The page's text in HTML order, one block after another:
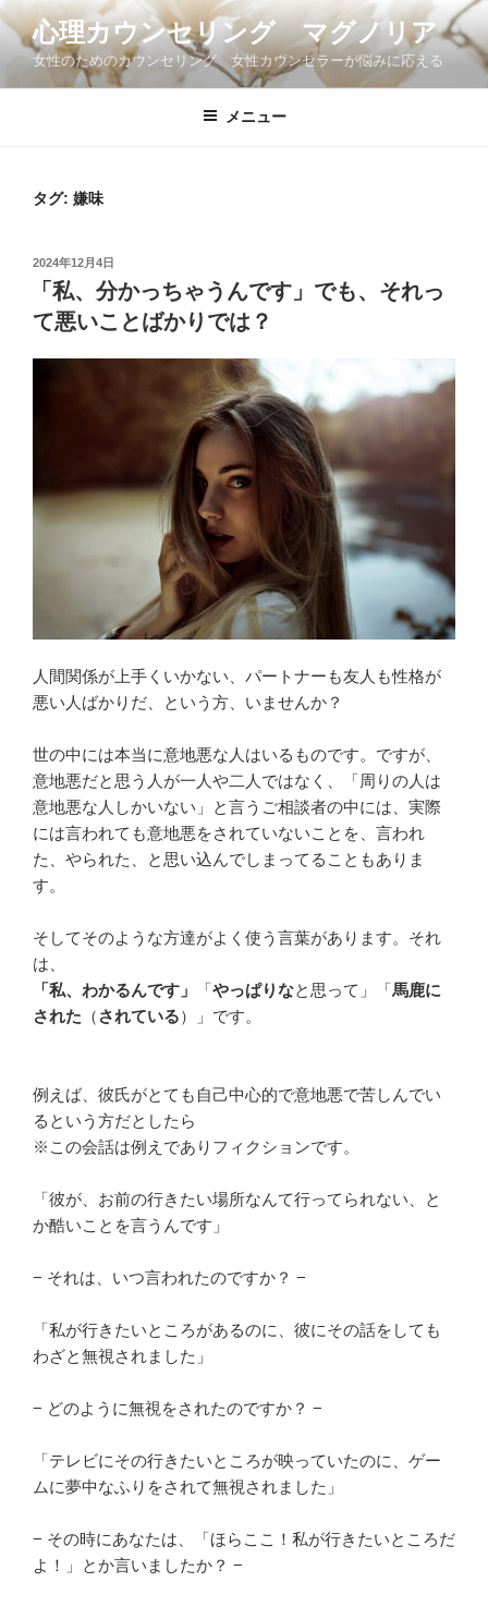
コ
ン
ン
心理カウンセリング マグノリア
女性のためのカウンセリング 女性カウンセラーが悩みに応える
メニュー
タグ: 嫌味
投
2024年12月4日
「私、分かっちゃうんです」でも、それっ
て悪いことばかりでは？
人間関係が上手くいかない、パートナーも友人も性格が
悪い人ばかりだ、という方、いませんか？
世の中には本当に意地悪な人はいるものです。ですが、
意地悪だと思う人が一人や二人ではなく、「周りの人は
意地悪な人しかいない」と言うご相談者の中には、実際
には言われても意地悪をされていないことを、言われ
た、やられた、と思い込んでしまってることもありま
す。
そしてそのような方達がよく使う言葉があります。それ
は、
「私、わかるんです」
「やっぱりなと思って」「馬鹿に
された （ されている）」です。
例えば、彼氏がとても自己中心的で意地悪で苦しんでい
るという方だとしたら
※この会話は例えでありフィクションです。
「彼が、お前の行きたい場所なんて行ってられない、と
か酷いことを言うんです」
− それは、いつ言われたのですか？ −
「私が行きたいところがあるのに、彼にその話をしても
わざと無視されました」
− どのように無視をされたのですか？ −
「テレビにその行きたいところが映っていたのに、ゲー
ムに夢中なふりをされて無視されました」
− その時にあなたは、「ほらここ！私が行きたいところだ
よ！」とか言いましたか？ −